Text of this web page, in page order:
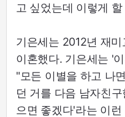
고 싶었는데 이렇게
기은세는 2012년 재
이혼했다. 기은세는 '
"모든 이별을 하고 나
던 거를 다음 남자친
으면 좋겠다'라는 이